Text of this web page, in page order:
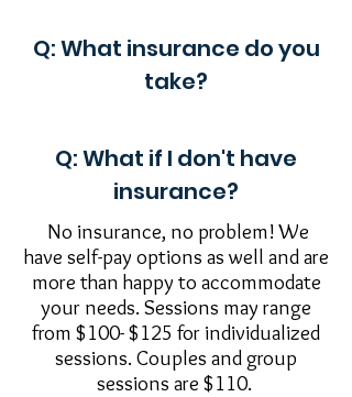
Q: What insurance do you
take?
Q: What if I don't have
insurance?
No insurance, no problem! We
have self-pay options as well and are
more than happy to accommodate
your needs. Sessions may range
from $100- $125 for individualized
sessions. Couples and group
sessions are $110.